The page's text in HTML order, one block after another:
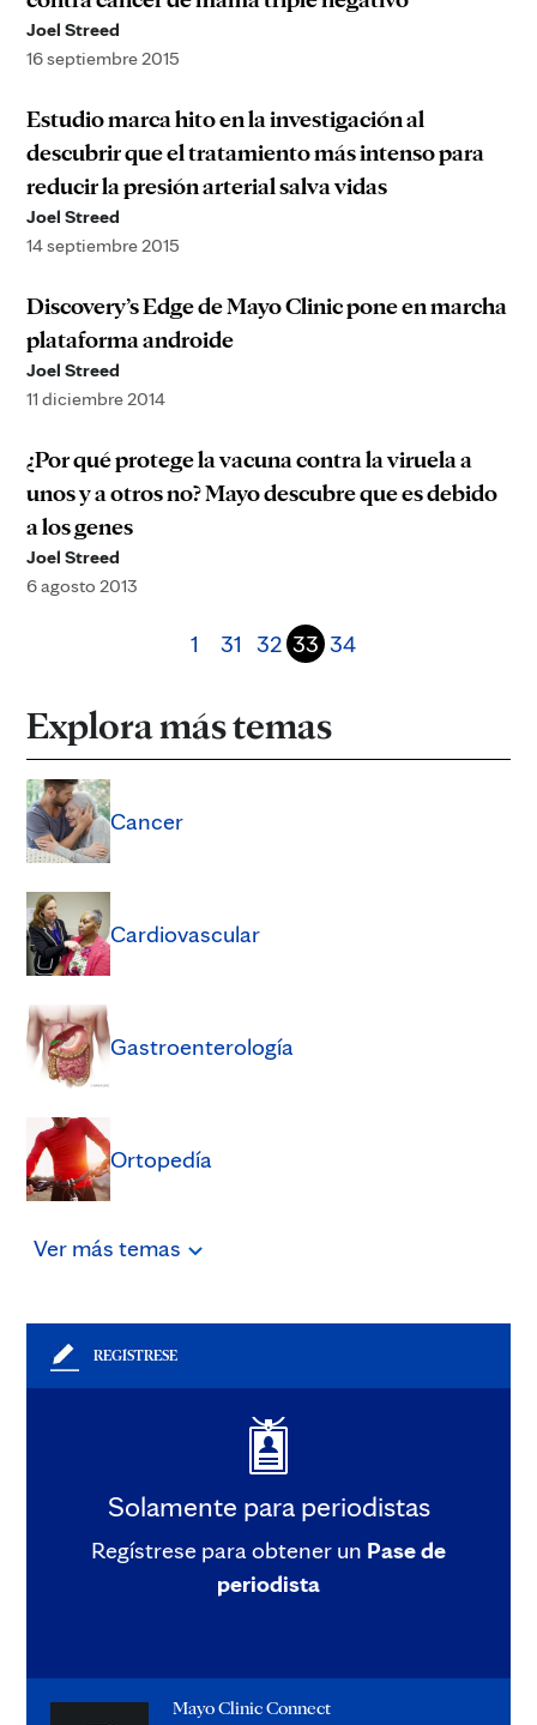
Joel Streed
16 septiembre 2015
Estudio marca hito en la investigación al
descubrir que el tratamiento más intenso para
reducir la presión arterial salva vidas
Joel Streed
14 septiembre 2015
Discovery’s Edge de Mayo Clinic pone en marcha
plataforma androide
Joel Streed
11 diciembre 2014
¿Por qué protege la vacuna contra la viruela a
unos y a otros no? Mayo descubre que es debido
a los genes
Joel Streed
6 agosto 2013
1 31 32 33 34
Explora más temas
Cancer
Cardiovascular
Gastroenterología
Ortopedía
Ver más temas
REGÍSTRESE
Solamente para periodistas
Regístrese para obtener un Pase de
periodista
Mayo Clinic Connect